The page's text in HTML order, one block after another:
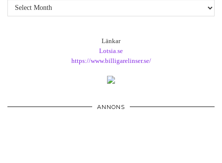
Arkiv
Länkar
Lotsia.se
https://www.billigarelinser.se/
ANNONS